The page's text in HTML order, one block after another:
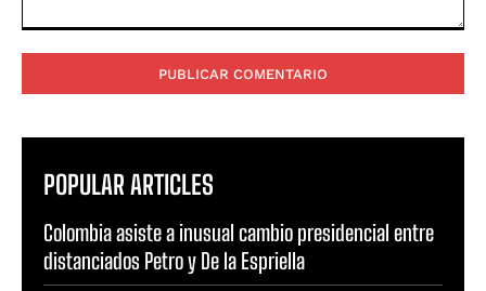
POPULAR ARTICLES
Colombia asiste a inusual cambio presidencial entre
distanciados Petro y De la Espriella